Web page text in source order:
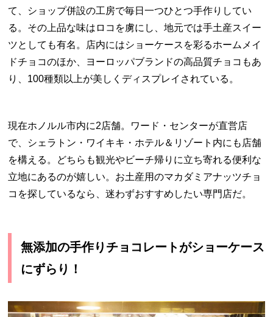
て、ショップ併設の工房で毎日一つひとつ手作りしてい
る。その上品な味はロコを虜にし、地元では手土産スイー
ツとしても有名。店内にはショーケースを彩るホームメイ
ドチョコのほか、ヨーロッパブランドの高品質チョコもあ
り、100種類以上が美しくディスプレイされている。
現在ホノルル市内に2店舗。ワード・センターが直営店
で、シェラトン・ワイキキ・ホテル＆リゾート内にも店舗
を構える。どちらも観光やビーチ帰りに立ち寄れる便利な
立地にあるのが嬉しい。お土産用のマカダミアナッツチョ
コを探しているなら、迷わずおすすめしたい専門店だ。
無添加の手作りチョコレートがショーケース
にずらり！